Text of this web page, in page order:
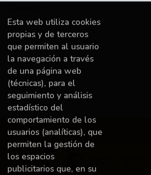
Información
Destacado
A miña conta
Esta web utiliza cookies
propias y de terceros
que permiten al usuario
la navegación a través
de una página web
(técnicas), para el
seguimiento y análisis
estadístico del
comportamiento de los
usuarios (analíticas), que
permiten la gestión de
los espacios
publicitarios que, en su